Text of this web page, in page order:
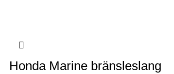
Honda Marine bränsleslang